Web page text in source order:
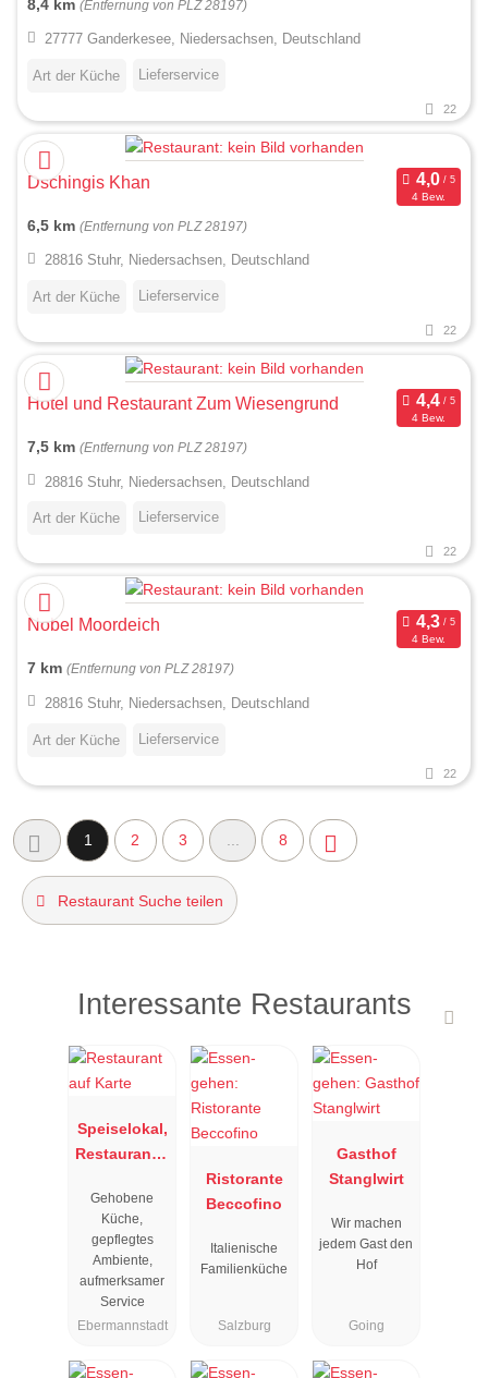
8,4 km (Entfernung von PLZ 28197)
27777 Ganderkesee, Niedersachsen, Deutschland
Art der Küche Lieferservice
22
Dschingis Khan
4 Bew.
6,5 km (Entfernung von PLZ 28197)
28816 Stuhr, Niedersachsen, Deutschland
Art der Küche Lieferservice
22
Hotel und Restaurant Zum Wiesengrund
4 Bew.
7,5 km (Entfernung von PLZ 28197)
28816 Stuhr, Niedersachsen, Deutschland
Art der Küche Lieferservice
22
Nobel Moordeich
4 Bew.
7 km (Entfernung von PLZ 28197)
28816 Stuhr, Niedersachsen, Deutschland
Art der Küche Lieferservice
22
1 2 3 8
Restaurant Suche teilen
Interessante Restaurants
Speiselokal,
Restaurant "
"
Gehobene
Küche,
gepflegtes
Ambiente,
aufmerksamer
Service
Ebermannstadt
Ristorante
Beccofino
Italienische
Familienküche
Salzburg
Gasthof
Stanglwirt
Wir machen
jedem Gast den
Hof
Going